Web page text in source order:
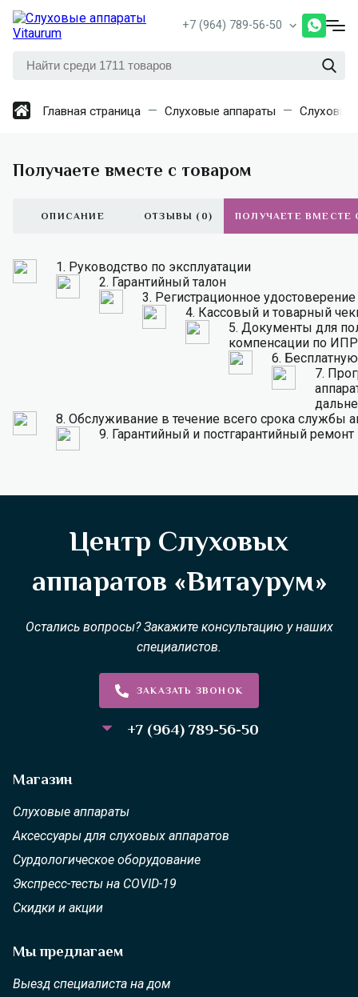
+7 (964) 789-56-50
Главная страница Слуховые аппараты Слуховые
Получаете вместе с товаром
ОПИСАНИЕ ОТЗЫВЫ (0) ПОЛУЧАЕТЕ ВМЕСТЕ
1. Руководство по эксплуатации
2. Гарантийный талон
3. Регистрационное удостоверение
4. Кассовый и товарный
5. Документы для
компенсации по ИПР
6.
7.
8. Обслуживание в течение всего срока службы
9. Гарантийный и постгарантийный ремонт
Центр Слуховых
аппаратов «Витаурум»
Остались вопросы? Закажите консультацию у наших
специалистов.
ЗАКАЗАТЬ ЗВОНОК
+7 (964) 789-56-50
Магазин
Слуховые аппараты
Аксессуары для слуховых аппаратов
Сурдологическое оборудование
Экспресс-тесты на COVID-19
Скидки и акции
Мы предлагаем
Выезд специалиста на дом